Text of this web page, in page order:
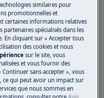
similaires pour
promotionnelles et
certaines informations relatives
spécialisés dans les
En cliquant sur « Accepter tous
des cookies et nous
sur le site, vous
et vous fournir des
sans accepter », vous
ce qui peut avoir un impact sur
que nous sommes en